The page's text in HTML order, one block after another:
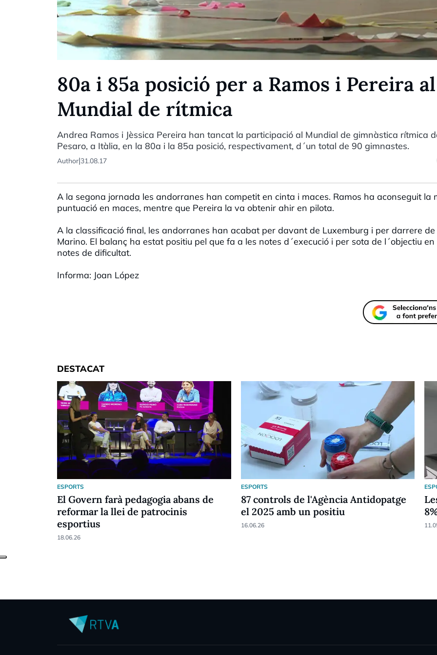
80a i 85a posició per a Ramos i Pereira al
Mundial de rítmica
Andrea Ramos i Jèssica Pereira han tancat la participació al Mundial de gimnàstica rítmica
Pesaro, a Itàlia, en la 80a i la 85a posició, respectivament, d´un total de 90 gimnastes.
Author|31.08.17
A la segona jornada les andorranes han competit en cinta i maces. Ramos ha aconseguit la
puntuació en maces, mentre que Pereira la va obtenir ahir en pilota.
A la classificació final, les andorranes han acabat per davant de Luxemburg i per darrere de
Marino. El balanç ha estat positiu pel que fa a les notes d´execució i per sota de l´objectiu en
notes de dificultat.
Informa: Joan López
DESTACAT
ESPORTS
El Govern farà pedagogia abans de
reformar la llei de patrocinis
esportius
18.06.26
ESPORTS
87 controls de l'Agència Antidopatge
el 2025 amb un positiu
16.06.26